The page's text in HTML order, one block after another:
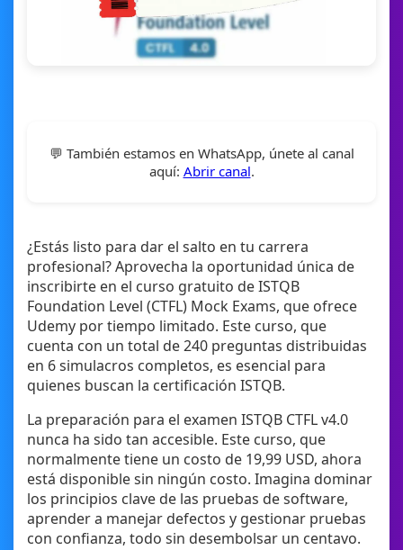
💬 También estamos en WhatsApp, únete al canal
aquí: Abrir canal.
¿Estás listo para dar el salto en tu carrera
profesional? Aprovecha la oportunidad única de
inscribirte en el curso gratuito de ISTQB
Foundation Level (CTFL) Mock Exams, que ofrece
Udemy por tiempo limitado. Este curso, que
cuenta con un total de 240 preguntas distribuidas
en 6 simulacros completos, es esencial para
quienes buscan la certificación ISTQB.
La preparación para el examen ISTQB CTFL v4.0
nunca ha sido tan accesible. Este curso, que
normalmente tiene un costo de 19,99 USD, ahora
está disponible sin ningún costo. Imagina dominar
los principios clave de las pruebas de software,
aprender a manejar defectos y gestionar pruebas
con confianza, todo sin desembolsar un centavo.